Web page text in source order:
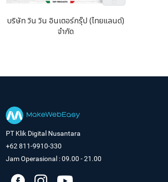
บริษัท วิน วิน อินเตอร์กรุ๊ป (ไทยแลนด์)
จำกัด
PT Klik Digital Nusantara
+62 811-9910-330
Jam Operasional : 09.00 - 21.00